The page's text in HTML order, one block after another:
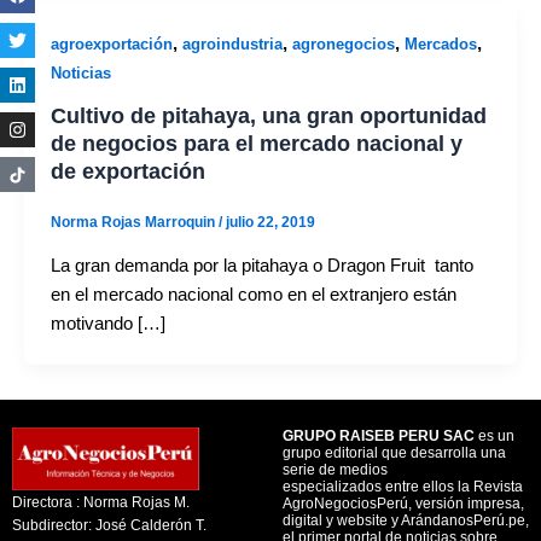
agroexportación, agroindustria, agronegocios, Mercados,
Noticias
Cultivo de pitahaya, una gran oportunidad
de negocios para el mercado nacional y
de exportación
Norma Rojas Marroquin /julio 22, 2019
La gran demanda por la pitahaya o Dragon Fruit tanto
en el mercado nacional como en el extranjero están
motivando […]
Directora : Norma Rojas M.
Subdirector: José Calderón T.
GRUPO RAISEB PERU SAC es un
grupo editorial que desarrolla una
serie de medios
especializados entre ellos la Revista
AgroNegociosPerú, versión impresa,
digital y website y ArándanosPerú.pe,
el primer portal de noticias sobre